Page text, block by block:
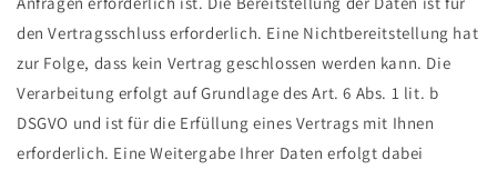
den Vertragsschluss erforderlich. Eine Nichtbereitstellung hat
zur Folge, dass kein Vertrag geschlossen werden kann. Die
Verarbeitung erfolgt auf Grundlage des Art. 6 Abs. 1 lit. b
DSGVO und ist für die Erfüllung eines Vertrags mit Ihnen
erforderlich. Eine Weitergabe Ihrer Daten erfolgt dabei